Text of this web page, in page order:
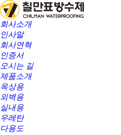
회사소개
인사말
회사연혁
인증서
오시는 길
제품소개
옥상용
외벽용
실내용
우레탄
다용도